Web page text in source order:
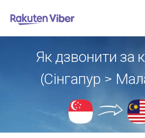
Як дзвонити за
(Сінгапур >